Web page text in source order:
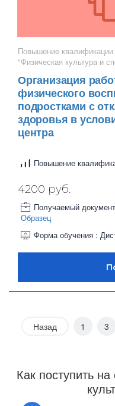
Повышение
"Физическая культура и
Организация
физического
подростками с
здоровья в
центра
Повышение
4200 руб.
Получаемый документ
Образец
Форма обучения :
Назад 1 3
Как поступить